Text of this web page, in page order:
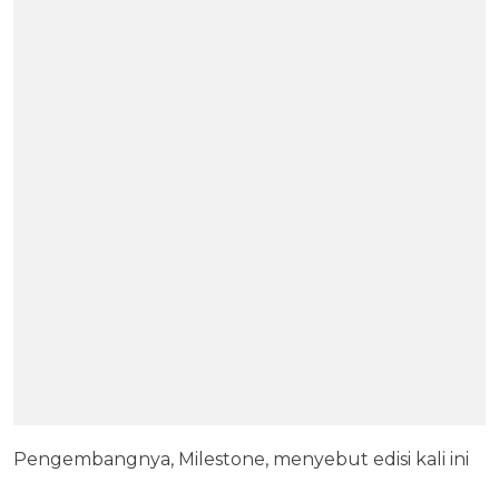
Pengembangnya, Milestone, menyebut edisi kali ini